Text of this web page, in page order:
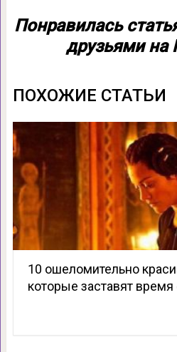
Понравилась
друзьями на
ПОХОЖИЕ СТАТЬИ
10 ошеломительно
которые заставят время